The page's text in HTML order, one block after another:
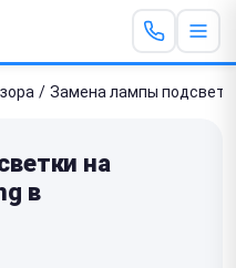
/ Замена лампы
на
в